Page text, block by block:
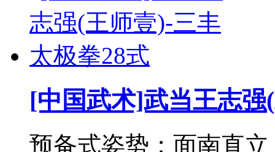
[中国武术]武当王志
预备式姿势：面南直